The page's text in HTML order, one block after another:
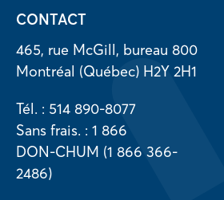
CONTACT
465, rue McGill, bureau 800
Montréal (Québec) H2Y 2H1
Tél. : 514 890-8077
Sans frais. : 1 866
DON-CHUM (1 866 366-
2486)